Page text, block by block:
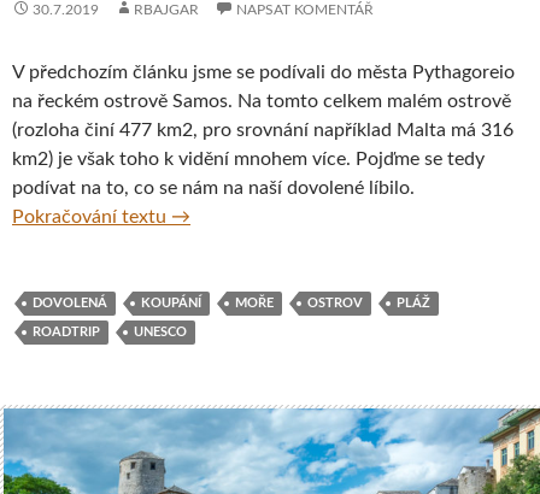
30.7.2019 RBAJGAR NAPSAT KOMENTÁŘ
V předchozím článku jsme se podívali do města Pythagoreio
na řeckém ostrově Samos. Na tomto celkem malém ostrově
(rozloha činí 477 km2, pro srovnání například Malta má 316
km2) je však toho k vidění mnohem více. Pojďme se tedy
podívat na to, co se nám na naší dovolené líbilo.
Pokračování textu Kam ještě vyrazit na řeckém ostrově Samos
→
DOVOLENÁ KOUPÁNÍ MOŘE OSTROV PLÁŽ
ROADTRIP UNESCO